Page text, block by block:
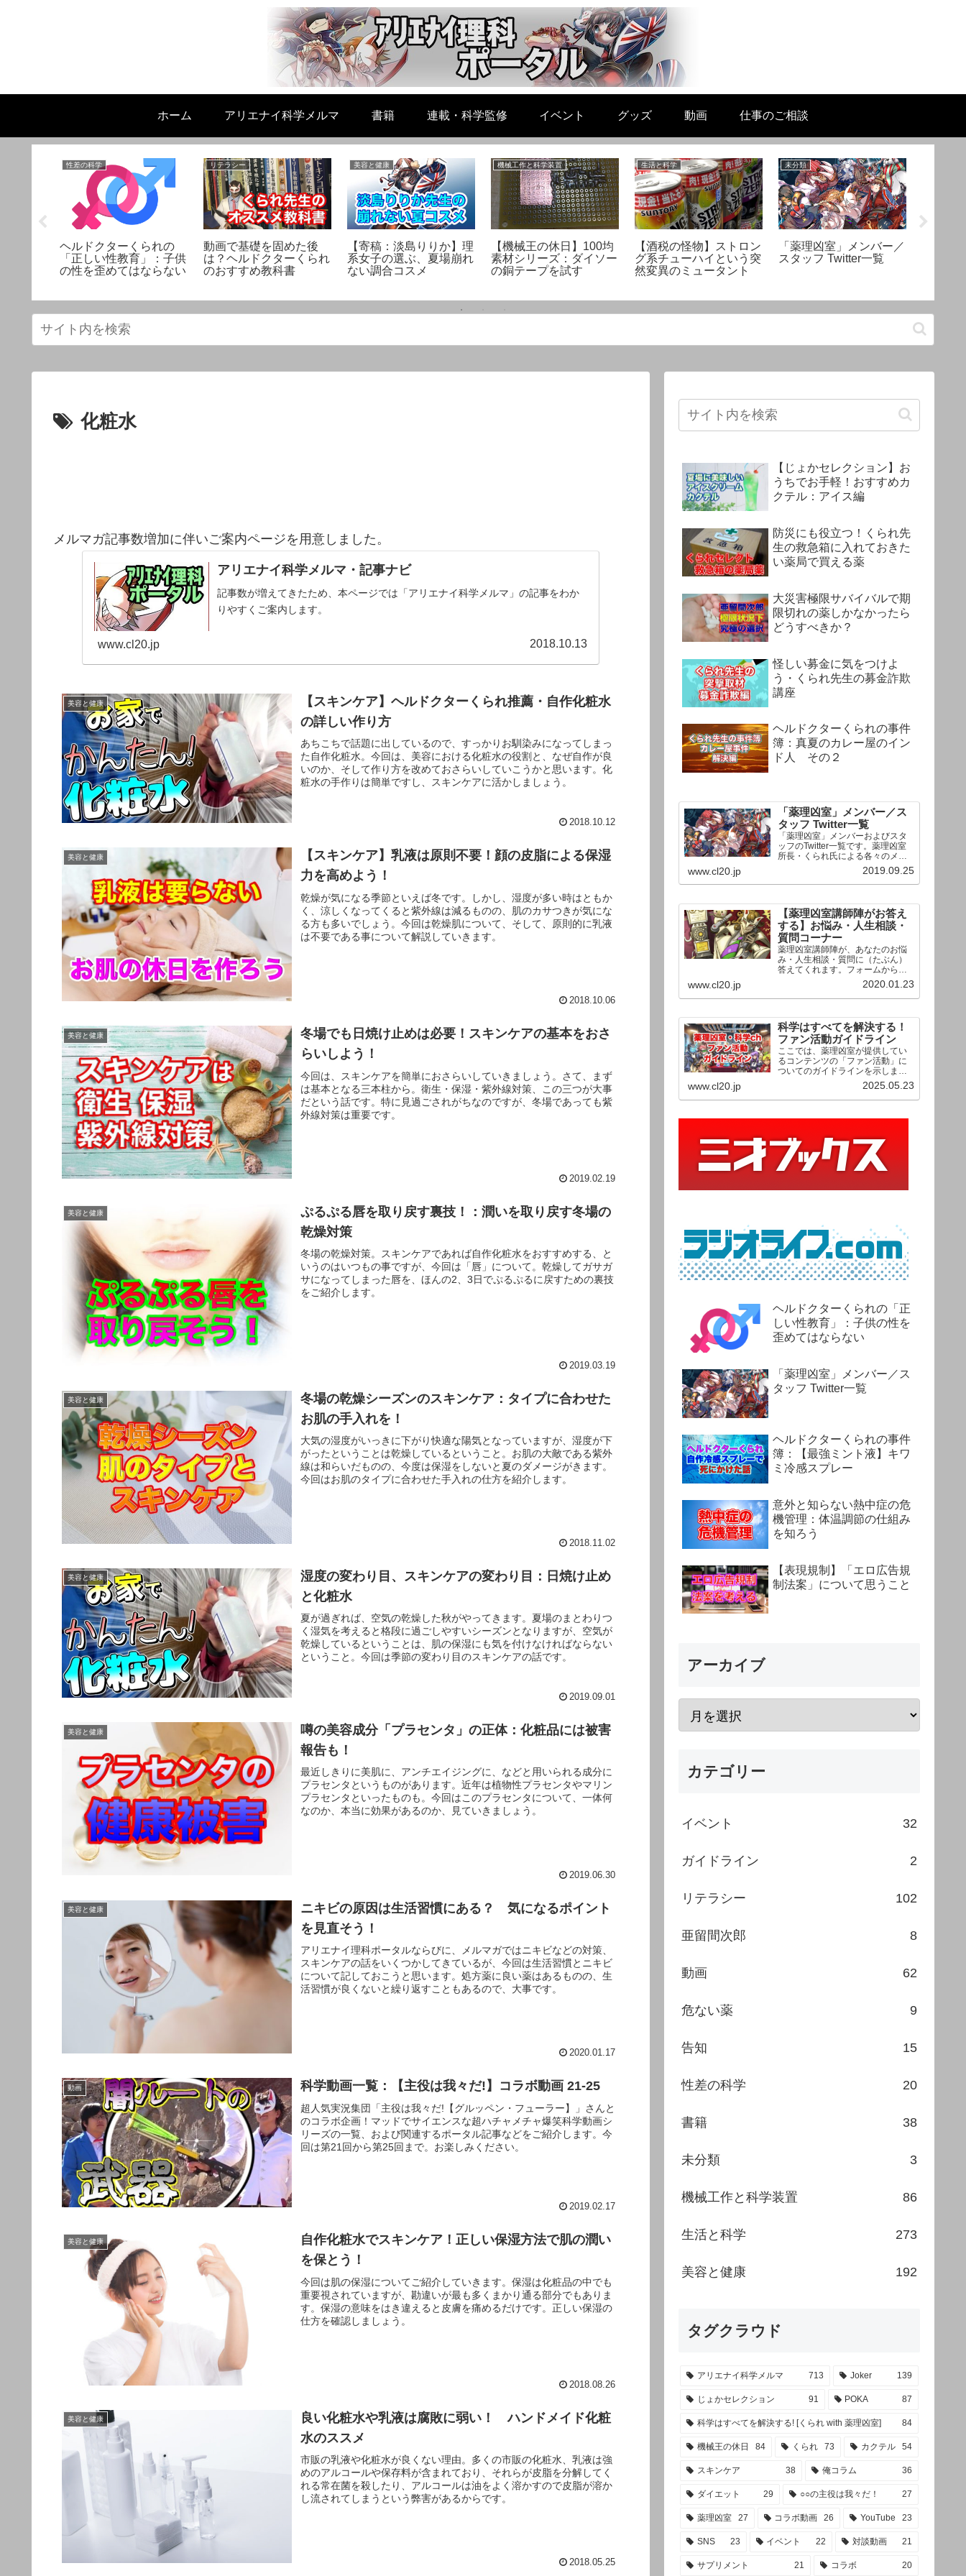
ホーム アリエナイ科学メルマ 書籍 連載・科学監修 イベント グッズ 動画 仕事のご相談
性差の科学
ヘルドクターくられの
「正しい性教育」：子供
の性を歪めてはならない
リテラシー
動画で基礎を固めた後
は？ヘルドクターくられ
のおすすめ教科書
美容と健康
【寄稿：淡島りりか】理
系女子の選ぶ、夏場崩れ
ない調合コスメ
機械工作と科学装置
【機械王の休日】100均
素材シリーズ：ダイソー
の銅テープを試す
生活と科学
【酒税の怪物】ストロン
グ系チューハイという突
然変異のミュータント
未分類
「薬理凶室」メンバー／
スタッフ Twitter一覧
化粧水
メルマガ記事数増加に伴いご案内ページを用意しました。
アリエナイ科学メルマ・記事ナビ
記事数が増えてきたため、本ページでは「アリエナイ科学メルマ」の記事をわか
りやすくご案内します。
www.cl20.jp 2018.10.13
美容と健康
【スキンケア】ヘルドクターくられ推薦・自作化粧水
の詳しい作り方
あちこちで話題に出しているので、すっかりお馴染みになってしまっ
た自作化粧水。今回は、美容における化粧水の役割と、なぜ自作が良
いのか、そして作り方を改めておさらいしていこうかと思います。化
粧水の手作りは簡単ですし、スキンケアに活かしましょう。
2018.10.12
美容と健康
【スキンケア】乳液は原則不要！顔の皮脂による保湿
力を高めよう！
乾燥が気になる季節といえば冬です。しかし、湿度が多い時はともか
く、涼しくなってくると紫外線は減るものの、肌のカサつきが気にな
る方も多いでしょう。今回は乾燥肌について、そして、原則的に乳液
は不要である事について解説していきます。
2018.10.06
美容と健康
冬場でも日焼け止めは必要！スキンケアの基本をおさ
らいしよう！
今回は、スキンケアを簡単におさらいしていきましょう。さて、まず
は基本となる三本柱から。衛生・保湿・紫外線対策、この三つが大事
だという話です。特に見過ごされがちなのですが、冬場であっても紫
外線対策は重要です。
2019.02.19
美容と健康
ぷるぷる唇を取り戻す裏技！：潤いを取り戻す冬場の
乾燥対策
冬場の乾燥対策。スキンケアであれば自作化粧水をおすすめする、と
いうのはいつもの事ですが、今回は「唇」について。乾燥してガサガ
サになってしまった唇を、ほんの2、3日でぷるぷるに戻すための裏技
をご紹介します。
2019.03.19
美容と健康
冬場の乾燥シーズンのスキンケア：タイプに合わせた
お肌の手入れを！
大気の湿度がいっきに下がり快適な陽気となっていますが、湿度が下
がったということは乾燥しているということ。お肌の大敵である紫外
線は和らいだものの、今度は保湿をしないと夏のダメージがきます。
今回はお肌のタイプに合わせた手入れの仕方を紹介します。
2018.11.02
美容と健康
湿度の変わり目、スキンケアの変わり目：日焼け止め
と化粧水
夏が過ぎれば、空気の乾燥した秋がやってきます。夏場のまとわりつ
く湿気を考えると格段に過ごしやすいシーズンとなりますが、空気が
乾燥しているということは、肌の保湿にも気を付けなければならない
ということ。今回は季節の変わり目のスキンケアの話です。
2019.09.01
美容と健康
噂の美容成分「プラセンタ」の正体：化粧品には被害
報告も！
最近しきりに美肌に、アンチエイジングに、などと用いられる成分に
プラセンタというものがあります。近年は植物性プラセンタやマリン
プラセンタといったものも。今回はこのプラセンタについて、一体何
なのか、本当に効果があるのか、見ていきましょう。
2019.06.30
美容と健康
ニキビの原因は生活習慣にある？ 気になるポイント
を見直そう！
アリエナイ理科ポータルならびに、メルマガではニキビなどの対策、
スキンケアの話をいくつかしてきているが、今回は生活習慣とニキビ
について記しておこうと思います。処方薬に良い薬はあるものの、生
活習慣が良くないと繰り返すこともあるので、大事です。
2020.01.17
動画 科学動画一覧：【主役は我々だ!】コラボ動画 21-25
超人気実況集団「主役は我々だ!【グルッペン・フューラー】」さんと
のコラボ企画！マッドでサイエンスな超ハチャメチャ爆笑科学動画シ
リーズの一覧、および関連するポータル記事などをご紹介します。今
回は第21回から第25回まで。お楽しみください。
2019.02.17
美容と健康
自作化粧水でスキンケア！正しい保湿方法で肌の潤い
を保とう！
今回は肌の保湿についてご紹介していきます。保湿は化粧品の中でも
重要視されていますが、勘違いが最も多くまかり通る部分でもありま
す。保湿の意味をはき違えると皮膚を痛めるだけです。正しい保湿の
仕方を確認しましょう。
2018.08.26
美容と健康
良い化粧水や乳液は腐敗に弱い！ ハンドメイド化粧
水のススメ
市販の乳液や化粧水が良くない理由。多くの市販の化粧水、乳液は強
めのアルコールや保存料が含まれており、それらが皮脂を分解してく
れる常在菌を殺したり、アルコールは油をよく溶かすので皮脂が溶か
し流されてしまうという弊害があるからです。
2018.05.25
【じょかセレクション】お
うちでお手軽！おすすめカ
クテル：アイス編
防災にも役立つ！くられ先
生の救急箱に入れておきた
い薬局で買える薬
大災害極限サバイバルで期
限切れの薬しかなかったら
どうすべきか？
怪しい募金に気をつけよ
う・くられ先生の募金詐欺
講座
ヘルドクターくられの事件
簿：真夏のカレー屋のイン
ド人 その２
「薬理凶室」メンバー／ス
タッフ Twitter一覧
「薬理凶室」メンバーおよびスタ
ッフのTwitter一覧です。薬理凶室
所長・くられ氏による各々のメン
バーの一言紹介付き。Twitterへの
リンクの下にあるフォローボタン
を押すとそのままフォローできま
www.cl20.jp 2019.09.25
【薬理凶室講師陣がお答え
する】お悩み・人生相談・
質問コーナー
薬理凶室講師陣が、あなたのお悩
み・人生相談・質問に（たぶん）
答えてくれます。フォームからお
送りいただいた相談は、順次、動
画として公開される予定（時期未
定）！ どうぞお気軽にご質問く
www.cl20.jp 2020.01.23
科学はすべてを解決する！
ファン活動ガイドライン
ここでは、薬理凶室が提供してい
るコンテンツの「ファン活動」に
ついてのガイドラインを示しま
す。ご利用の場合は当ガイドライ
ンを遵守して頂けますよう、よろ
しくお願い申し上げます。
www.cl20.jp 2025.05.23
ヘルドクターくられの「正
しい性教育」：子供の性を
歪めてはならない
「薬理凶室」メンバー／ス
タッフ Twitter一覧
ヘルドクターくられの事件
簿：【最強ミント液】キワ
ミ冷感スプレー
意外と知らない熱中症の危
機管理：体温調節の仕組み
を知ろう
【表現規制】「エロ広告規
制法案」について思うこと
アーカイブ
カテゴリー
イベント 32
ガイドライン 2
リテラシー 102
亜留間次郎 8
動画 62
危ない薬 9
告知 15
性差の科学 20
書籍 38
未分類 3
機械工作と科学装置 86
生活と科学 273
美容と健康 192
タグクラウド
アリエナイ科学メルマ 713 Joker 139
じょかセレクション 91 POKA 87
科学はすべてを解決する! [くられ with 薬理凶室] 84
機械王の休日 84 くられ 73 カクテル 54
スキンケア 38 俺コラム 36
ダイエット 29 ○○の主役は我々だ！ 27
薬理凶室 27 コラボ動画 26 YouTube 23
SNS 23 イベント 22 対談動画 21
サプリメント 21 コラボ 20